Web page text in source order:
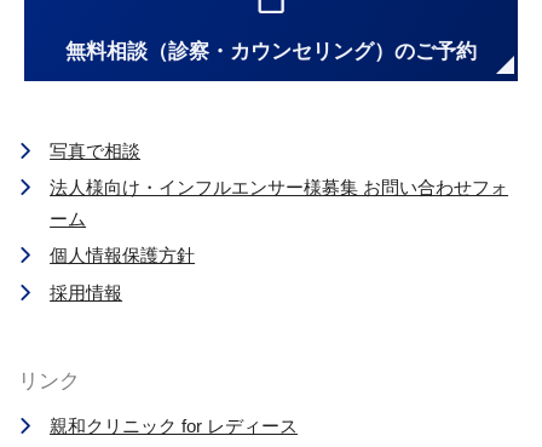
無料相談（診察・カウンセリング）のご予約
写真で相談
法人様向け・インフルエンサー様募集 お問い合わせフォ
ーム
個人情報保護方針
採用情報
リンク
親和クリニック for レディース